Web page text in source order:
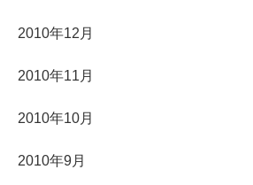
2010年12月
2010年11月
2010年10月
2010年9月